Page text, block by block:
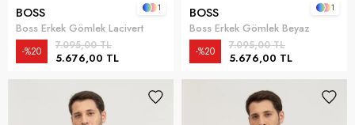
BOSS
Boss Erkek Gömlek Lacivert
5.676,00 TL
7.095,00 TL
%20
1 BOSS
Boss Erkek Gömlek Beyaz
5.676,00 TL
7.095,00 TL
%20
1